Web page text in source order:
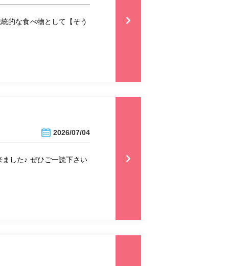
的な食べ物として【そう
2026/07/04
した♪ ぜひご一読下さい